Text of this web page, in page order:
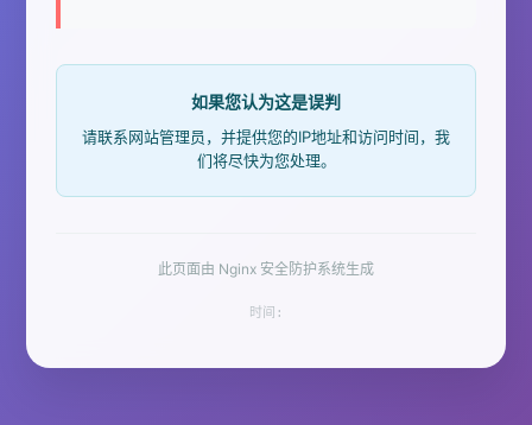
如果您认为这是误判
请联系网站管理员，并提供您的IP地址和访问时间，我
们将尽快为您处理。
此页面由 Nginx 安全防护系统生成
时间: